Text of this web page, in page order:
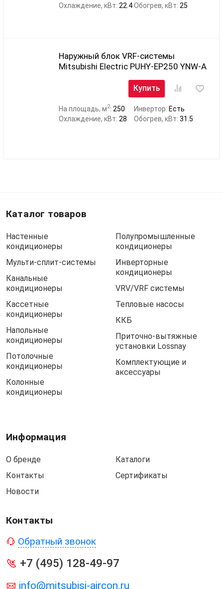
Охлаждение, кВт: 22.4Обогрев, кВт: 25
Наружный блок VRF-системы
Mitsubishi Electric PUHY-EP250 YNW-A
Купить
На площадь, м2: 250 Инвертор: Есть
Охлаждение, кВт: 28 Обогрев, кВт: 31.5
Каталог товаров
Настенные
кондиционеры
Мульти-сплит-системы
Канальные
кондиционеры
Кассетные
кондиционеры
Напольные
кондиционеры
Потолочные
кондиционеры
Колонные
кондиционеры
Полупромышленные
кондиционеры
Инверторные
кондиционеры
VRV/VRF системы
Тепловые насосы
ККБ
Приточно-вытяжные
установки Lossnay
Комплектующие и
аксессуары
Информация
О бренде
Контакты
Новости
Каталоги
Сертификаты
Контакты
Обратный звонок
+7 (495) 128-49-97
info@mitsubisi-aircon.ru